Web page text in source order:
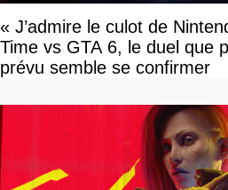
« J’admire le culot de
Time vs GTA 6, le duel que
prévu semble se confirmer